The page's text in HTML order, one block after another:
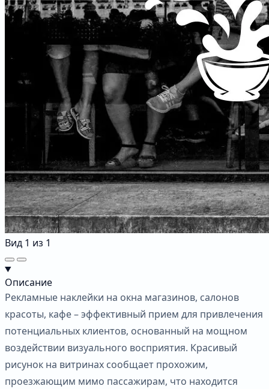
Вид 1 из 1
Описание
Рекламные наклейки на окна магазинов, салонов
красоты, кафе – эффективный прием для привлечения
потенциальных клиентов, основанный на мощном
воздействии визуального восприятия. Красивый
рисунок на витринах сообщает прохожим,
проезжающим мимо пассажирам, что находится